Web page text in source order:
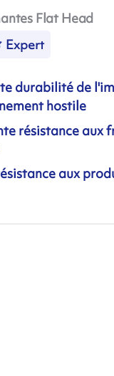
Flat Head
Expert
durabilité de
hostile
résistance aux
aux